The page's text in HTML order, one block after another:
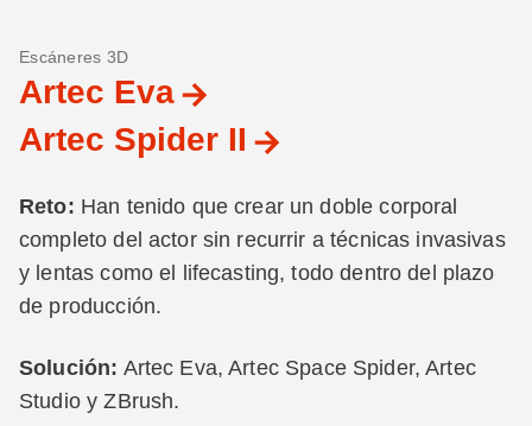
Escáneres 3D
Artec Eva
Artec Spider II
Reto: Han tenido que crear un doble corporal
completo del actor sin recurrir a técnicas invasivas
y lentas como el lifecasting, todo dentro del plazo
de producción.
Solución: Artec Eva, Artec Space Spider, Artec
Studio y ZBrush.